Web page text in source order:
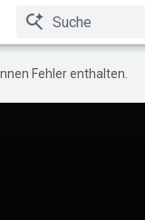
Fehler enthalten.